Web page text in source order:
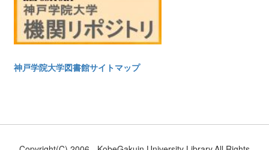
神戸学院大学図書館サイトマップ